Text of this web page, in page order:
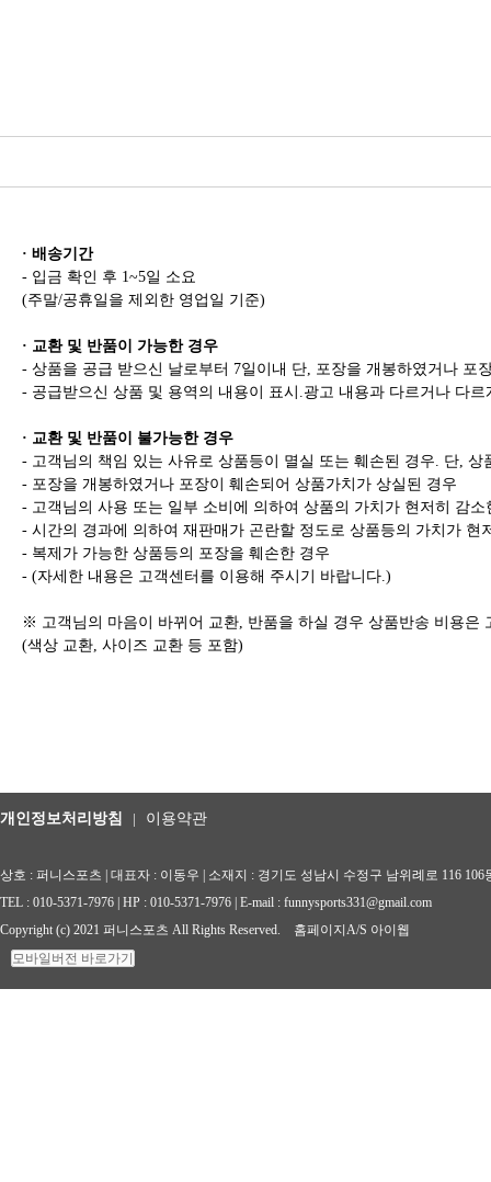
· 배송기간
- 입금 확인 후 1~5일 소요
(주말/공휴일을 제외한 영업일 기준)
· 교환 및 반품이 가능한 경우
- 상품을 공급 받으신 날로부터 7일이내 단, 포장을 개봉하였거나
- 공급받으신 상품 및 용역의 내용이 표시.광고 내용과 다르거나 다
· 교환 및 반품이 불가능한 경우
- 고객님의 책임 있는 사유로 상품등이 멸실 또는 훼손된 경우. 단,
- 포장을 개봉하였거나 포장이 훼손되어 상품가치가 상실된 경우
- 고객님의 사용 또는 일부 소비에 의하여 상품의 가치가 현저히 감
- 시간의 경과에 의하여 재판매가 곤란할 정도로 상품등의 가치가 현
- 복제가 가능한 상품등의 포장을 훼손한 경우
- (자세한 내용은 고객센터를 이용해 주시기 바랍니다.)
※ 고객님의 마음이 바뀌어 교환, 반품을 하실 경우 상품반송 비용은
(색상 교환, 사이즈 교환 등 포함)
개인정보처리방침 | 이용약관
상호 : 퍼니스포츠 | 대표자 : 이동우 | 소재지 : 경기도 성남시 수정구 남위례로 116 106
TEL : 010-5371-7976 | HP : 010-5371-7976 | E-mail : funnysports331@gmail.com
Copyright (c) 2021 퍼니스포츠 All Rights Reserved. 홈페이지A/S 아이웹
모바일버전 바로가기